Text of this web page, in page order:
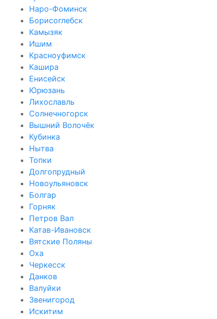
Наро-Фоминск
Борисоглебск
Камызяк
Ишим
Красноуфимск
Кашира
Енисейск
Юрюзань
Лихославль
Солнечногорск
Вышний Волочёк
Кубинка
Нытва
Топки
Долгопрудный
Новоульяновск
Болгар
Горняк
Петров Вал
Катав-Ивановск
Вятские Поляны
Оха
Черкесск
Данков
Валуйки
Звенигород
Искитим